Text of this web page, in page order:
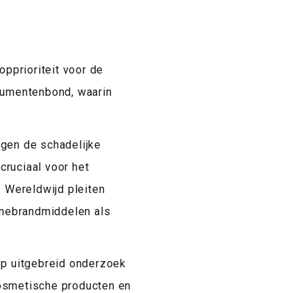
voor de
waarin
de schadelijke
voor het
Wereldwijd pleiten
als
uitgebreid onderzoek
producten en